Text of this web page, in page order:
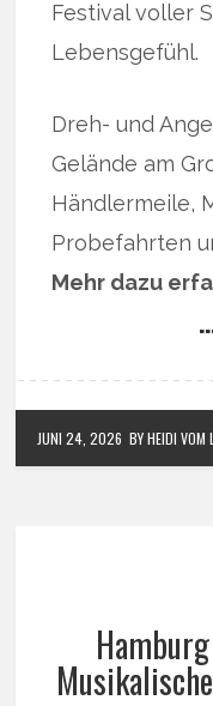
Festival voller
Lebensgefühl.
Dreh- und
Gelände am
Händlermeile,
Probefahrten
Mehr dazu
JUNI 24, 2026 BY HEIDI VOM